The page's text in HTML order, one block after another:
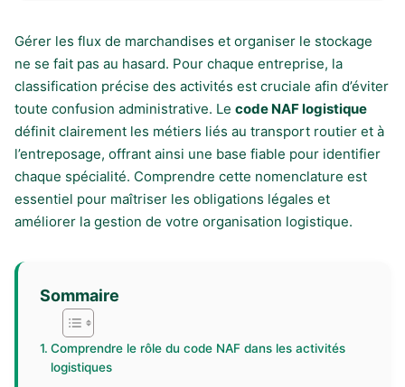
Gérer les flux de marchandises et organiser le stockage
ne se fait pas au hasard. Pour chaque entreprise, la
classification précise des activités est cruciale afin d’éviter
toute confusion administrative. Le code NAF logistique
définit clairement les métiers liés au transport routier et à
l’entreposage, offrant ainsi une base fiable pour identifier
chaque spécialité. Comprendre cette nomenclature est
essentiel pour maîtriser les obligations légales et
améliorer la gestion de votre organisation logistique.
Sommaire
Comprendre le rôle du code NAF dans les activités
logistiques